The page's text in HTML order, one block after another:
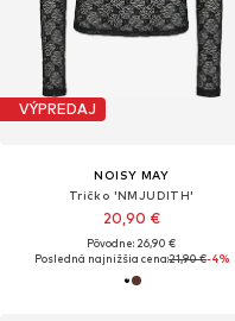
VÝPREDAJ
NOISY MAY
Tričko 'NMJUDITH'
20,90 €
Pôvodne: 26,90 €
Posledná najnižšia cena:21,90 €-4%